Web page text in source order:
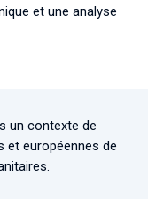
et une analyse
un contexte de
et européennes de